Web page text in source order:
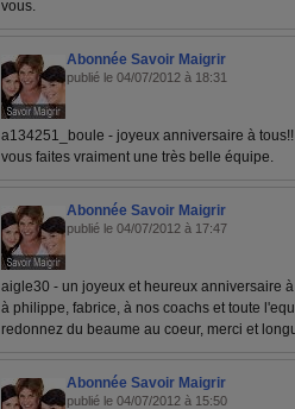
vous.
Abonnée Savoir Maigrir
publié le 04/07/2012 à 18:31
a134251_boule - joyeux anniversaire à
vous faites vraiment une très belle équipe.
Abonnée Savoir Maigrir
publié le 04/07/2012 à 17:47
aigle30 - un joyeux et heureux anniversaire
à philippe, fabrice, à nos coachs et toute
redonnez du beaume au coeur, merci et
Abonnée Savoir Maigrir
publié le 04/07/2012 à 15:50